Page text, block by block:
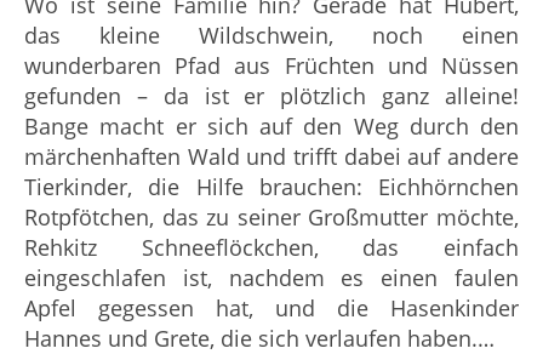
das kleine Wildschwein, noch einen
wunderbaren Pfad aus Früchten und Nüssen
gefunden – da ist er plötzlich ganz alleine!
Bange macht er sich auf den Weg durch den
märchenhaften Wald und trifft dabei auf andere
Tierkinder, die Hilfe brauchen: Eichhörnchen
Rotpfötchen, das zu seiner Großmutter möchte,
Rehkitz Schneeflöckchen, das einfach
eingeschlafen ist, nachdem es einen faulen
Apfel gegessen hat, und die Hasenkinder
Hannes und Grete, die sich verlaufen haben.…